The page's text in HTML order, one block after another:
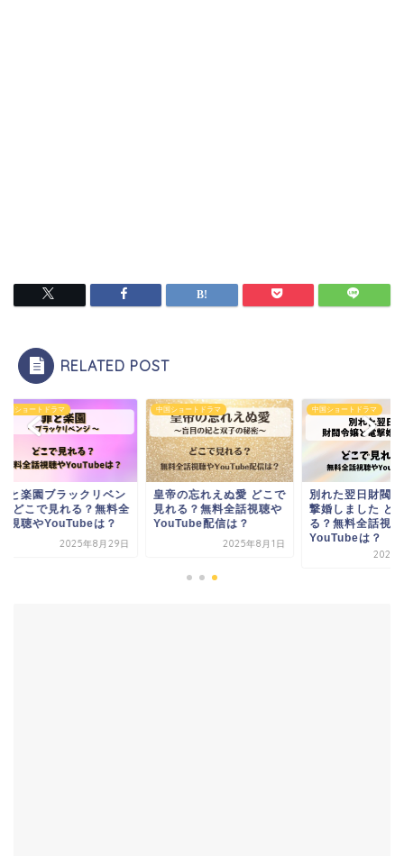
RELATED POST
ョートドラマ
楽園ブラックリベン
こで見れる？無料全
聴やYouTubeは？
2025年8月29日
中国ショートドラマ
皇帝の忘れえぬ愛 どこで
見れる？無料全話視聴や
YouTube配信は？
2025年8月1日
中国ショートドラマ
別れた翌日財閥令嬢
撃婚しました どこ
る？無料全話視聴や
YouTubeは？
2026年3